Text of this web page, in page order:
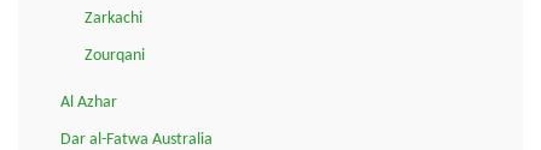
Zarkachi
Zourqani
Al Azhar
Dar al-Fatwa Australia